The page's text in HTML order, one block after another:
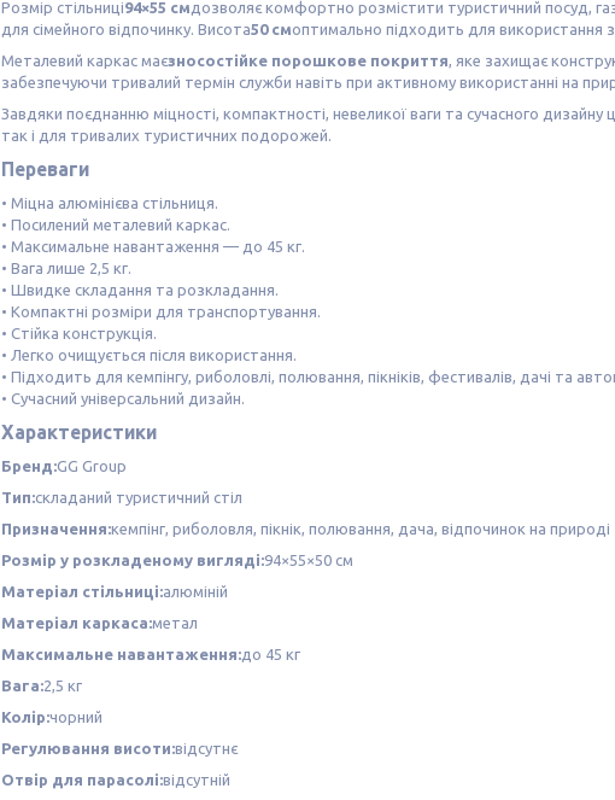
Розмір стільниці94×55 см дозволяє комфортно розмістити туристичний посуд,
для сімейного відпочинку. Висота50 смоптимально підходить для використання
Металевий каркас маєзносостійке порошкове покриття , яке захищає
забезпечуючи тривалий термін служби навіть при активному використанні на
Завдяки поєднанню міцності, компактності, невеликої ваги та сучасного
так і для тривалих туристичних подорожей.
Переваги
• Міцна алюмінієва стільниця.
• Посилений металевий каркас.
• Максимальне навантаження — до 45 кг.
• Вага лише 2,5 кг.
• Швидке складання та розкладання.
• Компактні розміри для транспортування.
• Стійка конструкція.
• Легко очищується після використання.
• Підходить для кемпінгу, риболовлі, полювання, пікніків, фестивалів, дачі та
• Сучасний універсальний дизайн.
Характеристики
Бренд:GG Group
Тип:складаний туристичний стіл
Призначення:кемпінг, риболовля, пікнік, полювання, дача, відпочинок на природі
Розмір у розкладеному вигляді:94×55×50 см
Матеріал стільниці:алюміній
Матеріал каркаса:метал
Максимальне навантаження:до 45 кг
Вага:2,5 кг
Колір:чорний
Регулювання висоти:відсутнє
Отвір для парасолі:відсутній